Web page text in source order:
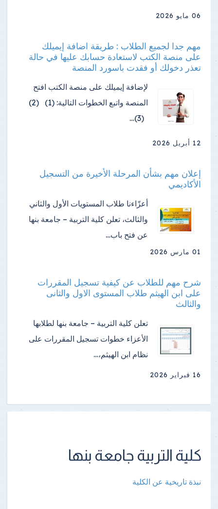
06 مايو 2026
مهم جدا لجميع الطلاب : طريقة اضافة إيميلك
على منصة الكتب لاستعادة حسابك عليها في حالة
تعذر دخولك أو فقدت باسورد المنصة
لإضافة إيميلك على منصة الكتب افتح
المنصة واتبع الخطوات التالية: (1) (2)
(3)…
12 أبريل 2026
إعلان مهم بشأن المرحلة الأخيرة من التسجيل
الأكاديمي
أعزّاءنا طلاب المستويات الأول والثاني
والثالث، تعلن كلية التربية – جامعة بنها
عن فتح باب…
01 مارس 2026
شرح مهم للطلاب عن كيفية تسجيل المقررات
على ابن الهيثم طلاب المستوى الاول والثانى
والثالث
تعلن كلية التربية – جامعة بنها لطلابها
الأعزاء خطوات تسجيل المقررات على
نظام ابن الهيثم،…
16 فبراير 2026
كلية التربية جامعة بنها
نبذة تاريخية عن الكلية